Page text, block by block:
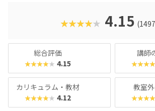
クに慣れている今の子どもでも、「安っぽ
い」と思わず勉強に取り組めるでしょう。
★★★★★ 4.15
総合評価
★★★★★ 4.15
講師
カリキュラム・教材
★★★★★ 4.12
教室